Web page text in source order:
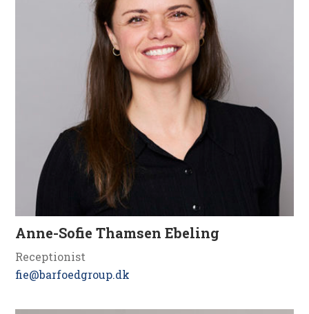
Anne-Sofie Thamsen Ebeling
Receptionist
fie@barfoedgroup.dk